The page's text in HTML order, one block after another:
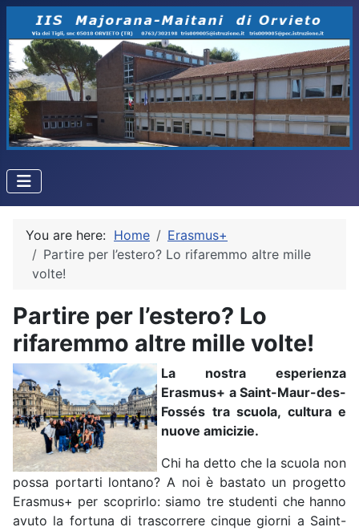
You are here: Home
Erasmus+
Partire per l’estero? Lo rifaremmo altre mille
volte!
Partire per l’estero? Lo
rifaremmo altre mille volte!
La nostra esperienza
Erasmus+ a Saint-Maur-des-
Fossés tra scuola, cultura e
nuove amicizie.
Chi ha detto che la scuola non
possa portarti lontano? A noi è bastato un progetto
Erasmus+ per scoprirlo: siamo tre studenti che hanno
avuto la fortuna di trascorrere cinque giorni a Saint-